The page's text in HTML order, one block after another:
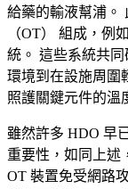
給藥的輸液幫浦。
（OT） 組成，例
統。 這些系統共
環境到在設施周圍
照護關鍵元件的溫
雖然許多 HDO 早
重要性，如同上述
OT 裝置免受網路